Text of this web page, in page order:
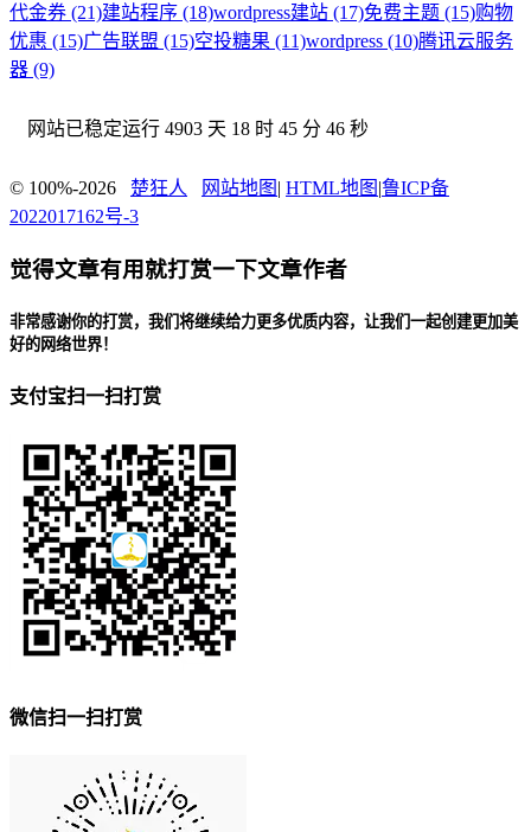
代金券 (21)建站程序 (18)wordpress建站 (17)免费主题 (15)购物
优惠 (15)广告联盟 (15)空投糖果 (11)wordpress (10)腾讯云服务
器 (9)
网站已稳定运行 4903 天 18 时 45 分 47 秒
© 100%-2026 楚狂人 网站地图 | HTML地图 |鲁ICP备
2022017162号-3
觉得文章有用就打赏一下文章作者
非常感谢你的打赏，我们将继续给力更多优质内容，让我们一起创建更加美
好的网络世界！
支付宝扫一扫打赏
微信扫一扫打赏